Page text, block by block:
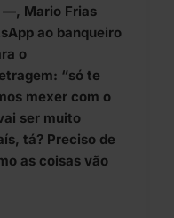
—, Mario Frias
ao banqueiro
o
“só te
mexer com o
ser muito
tá? Preciso de
as coisas vão